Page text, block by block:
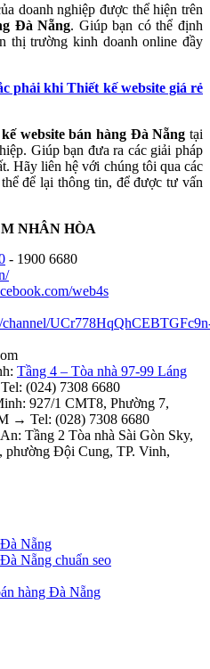
doanh nghiệp được thể hiện trên
Đà Nẵng. Giúp bạn có thể định
thị trường kinh doanh online đầy
phải khi Thiết kế website giá rẻ
website bán hàng Đà Nẵng tại
Giúp bạn đưa ra các giải pháp
Hãy liên hệ với chúng tôi qua các
để lại thông tin, để được tư vấn
NHÂN HÒA
- 1900 6680
web4s
Tầng 4 – Tòa nhà 97-99 Láng
(024) 7308 6680
927/1 CMT8, Phường 7,
→ Tel: (028) 7308 6680
Tầng 2 Tòa nhà Sài Gòn Sky,
phường Đội Cung, TP. Vinh,
Nẵng
Nẵng chuẩn seo
hàng Đà Nẵng